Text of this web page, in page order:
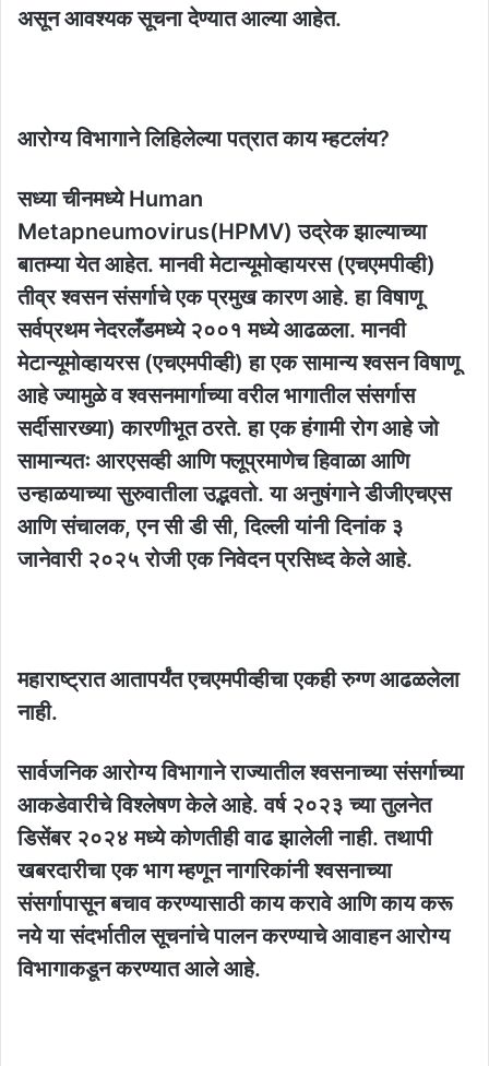
असून आवश्यक सूचना देण्यात आल्या आहेत.
आरोग्य विभागाने लिहिलेल्या पत्रात काय म्हटलंय?
सध्या चीनमध्ये Human
Metapneumovirus(HPMV) उद्रेक झाल्याच्या
बातम्या येत आहेत. मानवी मेटान्यूमोव्हायरस (एचएमपीव्ही)
तीव्र श्वसन संसर्गाचे एक प्रमुख कारण आहे. हा विषाणू
सर्वप्रथम नेदरलँडमध्ये २००१ मध्ये आढळला. मानवी
मेटान्यूमोव्हायरस (एचएमपीव्ही) हा एक सामान्य श्वसन विषाणू
आहे ज्यामुळे व श्वसनमार्गाच्या वरील भागातील संसर्गास
सर्दीसारख्या) कारणीभूत ठरते. हा एक हंगामी रोग आहे जो
सामान्यतः आरएसव्ही आणि फ्लूप्रमाणेच हिवाळा आणि
उन्हाळयाच्या सुरुवातीला उद्भवतो. या अनुषंगाने डीजीएचएस
आणि संचालक, एन सी डी सी, दिल्ली यांनी दिनांक ३
जानेवारी २०२५ रोजी एक निवेदन प्रसिध्द केले आहे.
महाराष्ट्रात आतापर्यंत एचएमपीव्हीचा एकही रुग्ण आढळलेला
नाही.
सार्वजनिक आरोग्य विभागाने राज्यातील श्वसनाच्या संसर्गाच्या
आकडेवारीचे विश्लेषण केले आहे. वर्ष २०२३ च्या तुलनेत
डिसेंबर २०२४ मध्ये कोणतीही वाढ झालेली नाही. तथापी
खबरदारीचा एक भाग म्हणून नागरिकांनी श्वसनाच्या
संसर्गापासून बचाव करण्यासाठी काय करावे आणि काय करू
नये या संदर्भातील सूचनांचे पालन करण्याचे आवाहन आरोग्य
विभागाकडून करण्यात आले आहे.